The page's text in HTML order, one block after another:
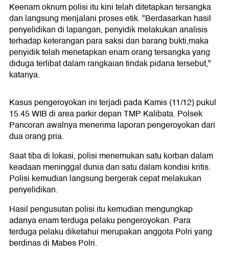
Keenam oknum polisi itu kini telah ditetapkan tersangka
dan langsung menjalani proses etik. "Berdasarkan hasil
penyelidikan di lapangan, penyidik melakukan analisis
terhadap keterangan para saksi dan barang bukti,maka
penyidik telah menetapkan enam orang tersangka yang
diduga terlibat dalam rangkaian tindak pidana tersebut,"
katanya.
Kasus pengeroyokan ini terjadi pada Kamis (11/12) pukul
15.45 WIB di area parkir depan TMP Kalibata. Polsek
Pancoran awalnya menerima laporan pengeroyokan dari
dua orang pria.
Saat tiba di lokasi, polisi menemukan satu korban dalam
keadaan meninggal dunia dan satu dalam kondisi kritis.
Polisi kemudian langsung bergerak cepat melakukan
penyelidikan.
Hasil pengusutan polisi itu kemudian mengungkap
adanya enam terduga pelaku pengeroyokan. Para
terduga pelaku diketahui merupakan anggota Polri yang
berdinas di Mabes Polri.